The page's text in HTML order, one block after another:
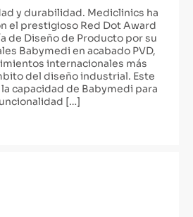
y durabilidad. Mediclinics ha
el prestigioso Red Dot Award
de Diseño de Producto por su
Babymedi en acabado PVD,
internacionales más
del diseño industrial. Este
capacidad de Babymedi para
[…]